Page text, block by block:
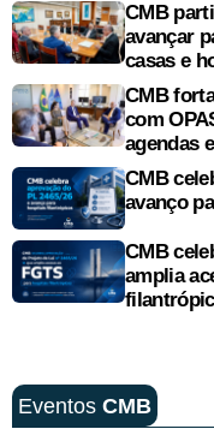
CMB
avançar
casas e
CMB
com
agendas
CMB
avanço
CMB
amplia
Eventos CMB